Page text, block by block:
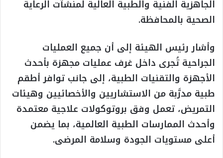
الجاهزية الفنية والطبية العالية لمنشآت الرعاية
الصحية بالمحافظة.
وأشار رئيس الهيئة إلى أن جميع العمليات
الجراحية تُجرى داخل غرف عمليات مجهزة بأحدث
الأجهزة والتقنيات الطبية، إلى جانب توافر أطقم
طبية مدرَّبة من الاستشاريين والأخصائيين وهيئات
التمريض، تعمل وفق بروتوكولات علاجية معتمدة
وأحدث الممارسات الطبية العالمية، بما يضمن
أعلى مستويات الجودة وسلامة المرضى.